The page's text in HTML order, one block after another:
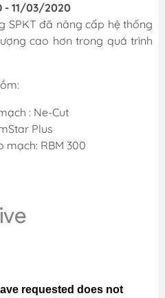
- 11/03/2020
SPKT đã nâng cấp hệ thống
cao hơn trong quá trình
: Ne-Cut
Plus
mạch: RBM 300